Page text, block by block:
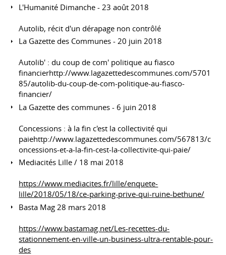
L'Humanité Dimanche - 23 août 2018
Autolib, récit d'un dérapage non contrôlé
La Gazette des Communes - 20 juin 2018
Autolib' : du coup de com' politique au fiasco
financierhttp://www.lagazettedescommunes.com/5701
85/autolib-du-coup-de-com-politique-au-fiasco-
financier/
La Gazette des communes - 6 juin 2018
Concessions : à la fin c'est la collectivité qui
paiehttp://www.lagazettedescommunes.com/567813/c
oncessions-et-a-la-fin-cest-la-collectivite-qui-paie/
Mediacités Lille / 18 mai 2018
https://www.mediacites.fr/lille/enquete-
lille/2018/05/18/ce-parking-prive-qui-ruine-bethune/
Basta Mag 28 mars 2018
https://www.bastamag.net/Les-recettes-du-
stationnement-en-ville-un-business-ultra-rentable-pour-
des